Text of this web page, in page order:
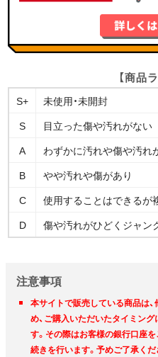
【商品
S+
未使用・未開封
S
目立った傷や汚れがない
A
わずかに汚れや傷や汚れ
B
やや汚れや傷があり
C
使用することはできるが
D
傷や汚れがひどくジャン
注意事項
本サイトで販売している商品は
め、ご購入いただいたタイミン
す。その際はお客様の銀行口座
続きを行います。予めご了承くだ